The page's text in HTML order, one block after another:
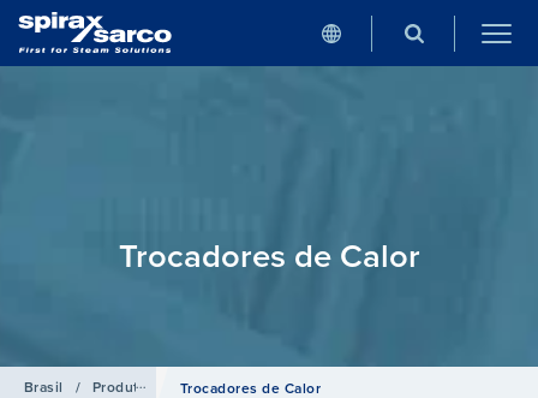
Trocadores de Calor
Brasil / Produtos Soluções em Troca Térmica
Trocadores de Calor